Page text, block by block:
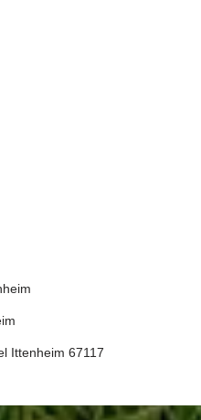
Ittenheim 67117